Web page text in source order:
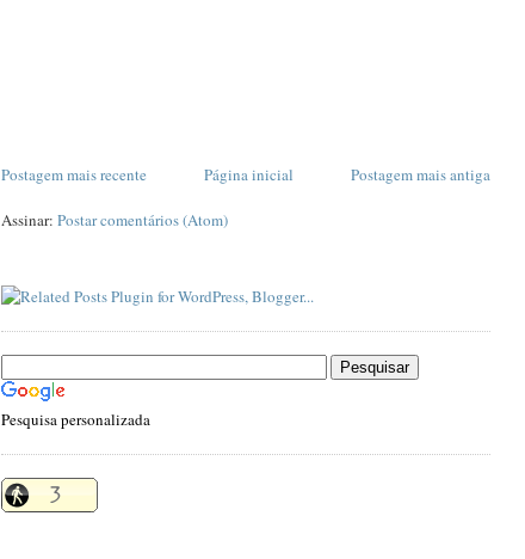
Postagem mais recente Postagem mais antiga
Página inicial
Assinar: Postar comentários (Atom)
Pesquisa personalizada